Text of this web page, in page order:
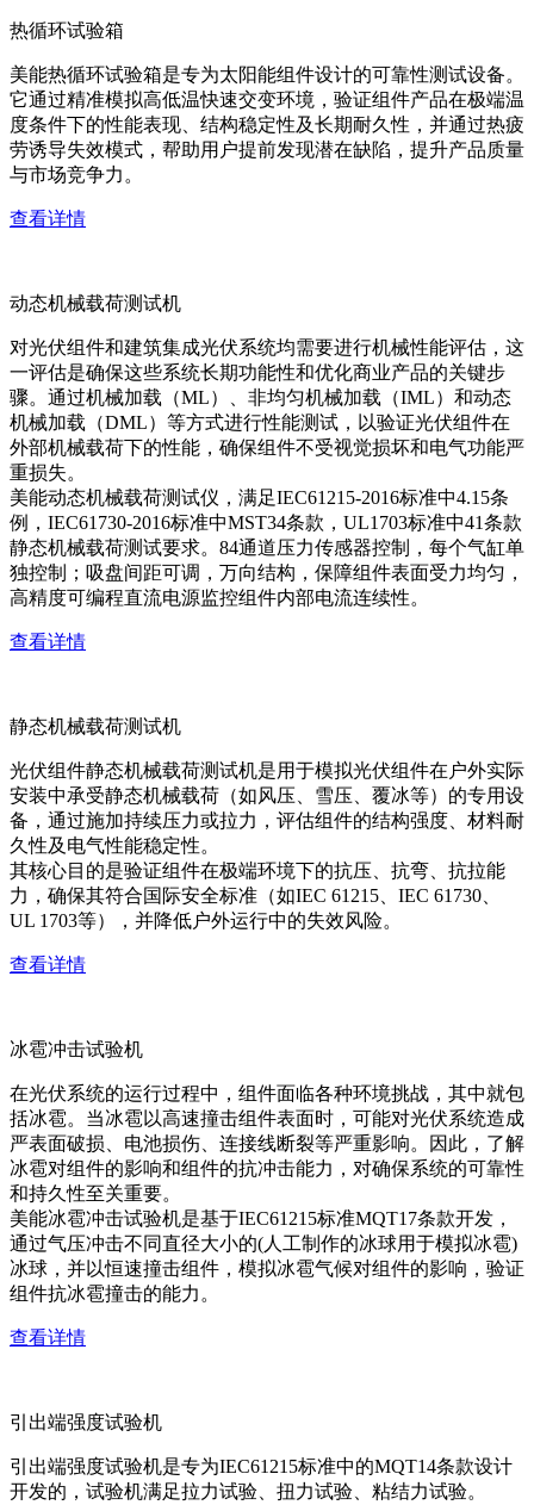
热循环试验箱
美能热循环试验箱是专为太阳能组件设计的可靠性测试设备。
它通过精准模拟高低温快速交变环境，验证组件产品在极端温
度条件下的性能表现、结构稳定性及长期耐久性，并通过热疲
劳诱导失效模式，帮助用户提前发现潜在缺陷，提升产品质量
与市场竞争力。
查看详情
动态机械载荷测试机
对光伏组件和建筑集成光伏系统均需要进行机械性能评估，这
一评估是确保这些系统长期功能性和优化商业产品的关键步
骤。通过机械加载（ML）、非均匀机械加载（IML）和动态
机械加载（DML）等方式进行性能测试，以验证光伏组件在
外部机械载荷下的性能，确保组件不受视觉损坏和电气功能严
重损失。
美能动态机械载荷测试仪，满足IEC61215-2016标准中4.15条
例，IEC61730-2016标准中MST34条款，UL1703标准中41条款
静态机械载荷测试要求。84通道压力传感器控制，每个气缸单
独控制；吸盘间距可调，万向结构，保障组件表面受力均匀，
高精度可编程直流电源监控组件内部电流连续性。
查看详情
静态机械载荷测试机
光伏组件静态机械载荷测试机是用于模拟光伏组件在户外实际
安装中承受静态机械载荷（如风压、雪压、覆冰等）的专用设
备，通过施加持续压力或拉力，评估组件的结构强度、材料耐
久性及电气性能稳定性。
其核心目的是验证组件在极端环境下的抗压、抗弯、抗拉能
力，确保其符合国际安全标准（如IEC 61215、IEC 61730、
UL 1703等），并降低户外运行中的失效风险。
查看详情
冰雹冲击试验机
在光伏系统的运行过程中，组件面临各种环境挑战，其中就包
括冰雹。当冰雹以高速撞击组件表面时，可能对光伏系统造成
严表面破损、电池损伤、连接线断裂等严重影响。因此，了解
冰雹对组件的影响和组件的抗冲击能力，对确保系统的可靠性
和持久性至关重要。
美能冰雹冲击试验机是基于IEC61215标准MQT17条款开发，
通过气压冲击不同直径大小的(人工制作的冰球用于模拟冰雹)
冰球，并以恒速撞击组件，模拟冰雹气候对组件的影响，验证
组件抗冰雹撞击的能力。
查看详情
引出端强度试验机
引出端强度试验机是专为IEC61215标准中的MQT14条款设计
开发的，试验机满足拉力试验、扭力试验、粘结力试验。